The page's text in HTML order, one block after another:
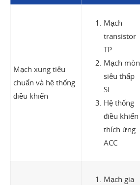
Mạch xung tiêu
chuẩn và hệ thống
điều khiển
Mạch
transistor
TP
Mạch mòn
siêu thấp
SL
Hệ thống
điều khiển
thích ứng
ACC
Mạch gia